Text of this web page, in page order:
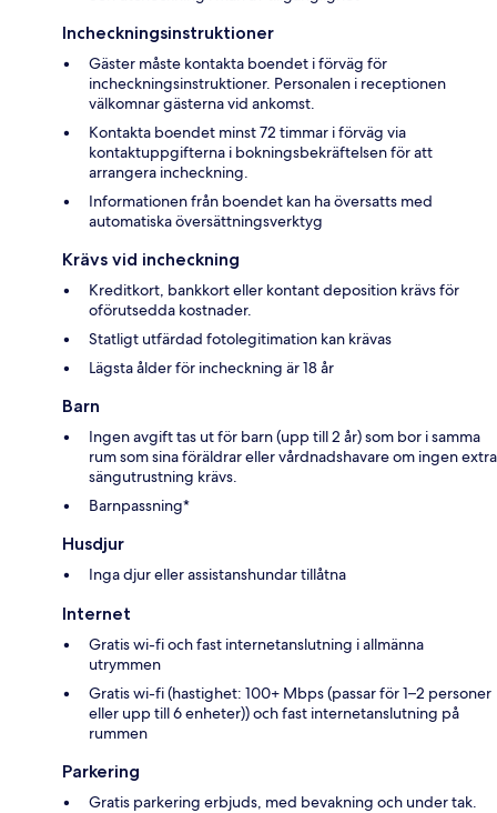
Incheckningsinstruktioner
Gäster måste kontakta boendet i förväg för
incheckningsinstruktioner. Personalen i receptionen
välkomnar gästerna vid ankomst.
Kontakta boendet minst 72 timmar i förväg via
kontaktuppgifterna i bokningsbekräftelsen för att
arrangera incheckning.
Informationen från boendet kan ha översatts med
automatiska översättningsverktyg
Krävs vid incheckning
Kreditkort, bankkort eller kontant deposition krävs för
oförutsedda kostnader.
Statligt utfärdad fotolegitimation kan krävas
Lägsta ålder för incheckning är 18 år
Barn
Ingen avgift tas ut för barn (upp till 2 år) som bor i samma
rum som sina föräldrar eller vårdnadshavare om ingen extra
sängutrustning krävs.
Barnpassning*
Husdjur
Inga djur eller assistanshundar tillåtna
Internet
Gratis wi-fi och fast internetanslutning i allmänna
utrymmen
Gratis wi-fi (hastighet: 100+ Mbps (passar för 1–2 personer
eller upp till 6 enheter)) och fast internetanslutning på
rummen
Parkering
Gratis parkering erbjuds, med bevakning och under tak.